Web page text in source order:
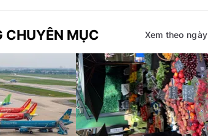
CHUYÊN MỤC Xem theo ngày